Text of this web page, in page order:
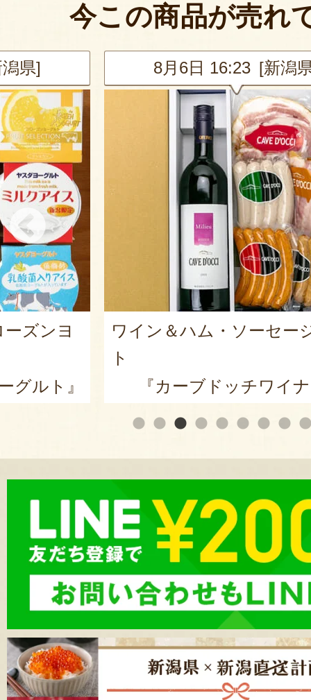
今この商品が売れ
県]
ズンヨ
グルト』
8月6日 16:23 [新潟
ワイン＆ハム・ソーセー
ト
『カーブドッチワイ